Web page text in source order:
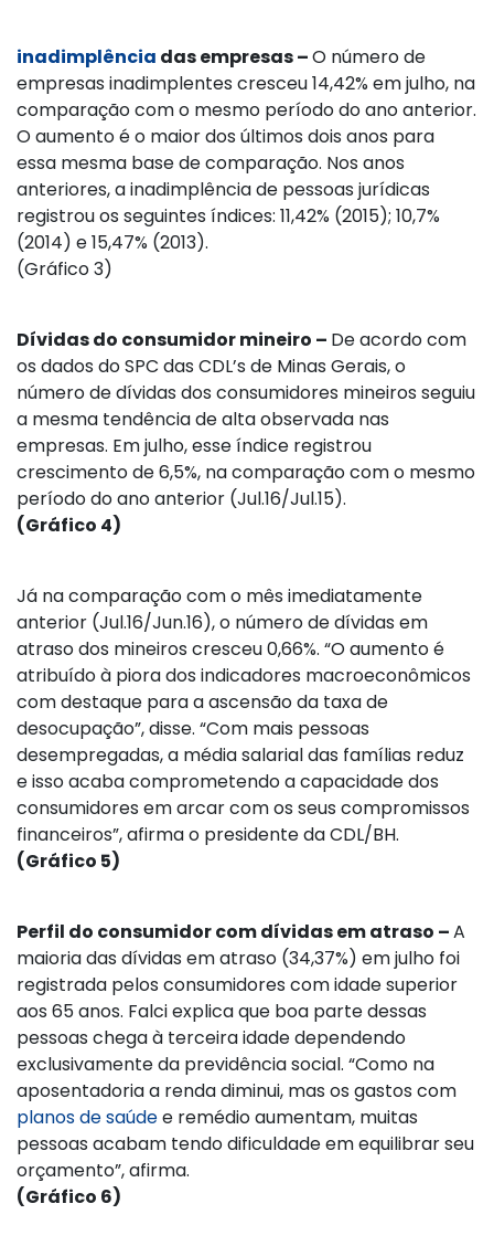
inadimplência das empresas –O número de
empresas inadimplentes cresceu 14,42% em julho, na
comparação com o mesmo período do ano anterior.
O aumento é o maior dos últimos dois anos para
essa mesma base de comparação. Nos anos
anteriores, a inadimplência de pessoas jurídicas
registrou os seguintes índices: 11,42% (2015); 10,7%
(2014) e 15,47% (2013).
(Gráfico 3)
Dívidas do consumidor mineiro – De acordo com
os dados do SPC das CDL’s de Minas Gerais, o
número de dívidas dos consumidores mineiros seguiu
a mesma tendência de alta observada nas
empresas. Em julho, esse índice registrou
crescimento de 6,5%, na comparação com o mesmo
período do ano anterior (Jul.16/Jul.15).
(Gráfico 4)
Já na comparação com o mês imediatamente
anterior (Jul.16/Jun.16), o número de dívidas em
atraso dos mineiros cresceu 0,66%. “O aumento é
atribuído à piora dos indicadores macroeconômicos
com destaque para a ascensão da taxa de
desocupação”, disse. “Com mais pessoas
desempregadas, a média salarial das famílias reduz
e isso acaba comprometendo a capacidade dos
consumidores em arcar com os seus compromissos
financeiros”, afirma o presidente da CDL/BH.
(Gráfico 5)
Perfil do consumidor com dívidas em atraso –A
maioria das dívidas em atraso (34,37%) em julho foi
registrada pelos consumidores com idade superior
aos 65 anos. Falci explica que boa parte dessas
pessoas chega à terceira idade dependendo
exclusivamente da previdência social. “Como na
aposentadoria a renda diminui, mas os gastos com
planos de saúdee remédio aumentam, muitas
pessoas acabam tendo dificuldade em equilibrar seu
orçamento”, afirma.
(Gráfico 6)